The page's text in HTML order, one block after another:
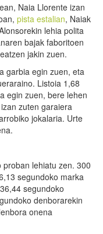
Naia Llorente izan
pista estalian, Naiak
lehia polita
bajak faboritoen
jakin zuen.
garbia egin zuen, eta
Listoia 1,68
egin zuen, bere lehen
zuten garaiera
jokalaria. Urte
lehiatu zen. 300
segundoko marka
segundoko
denborarekin
onena